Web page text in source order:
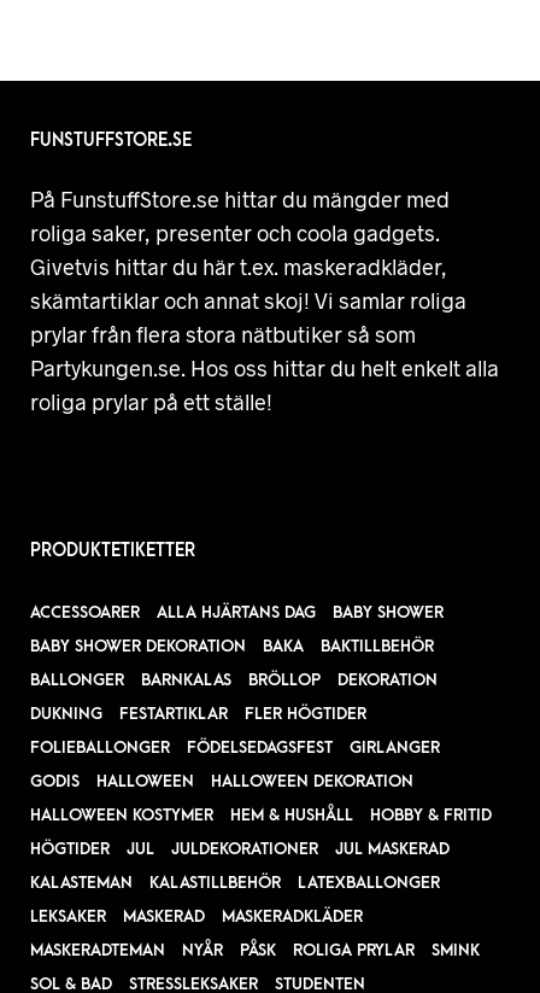
FUNSTUFFSTORE.SE
På FunstuffStore.se hittar du mängder med
roliga saker, presenter och coola gadgets.
Givetvis hittar du här t.ex. maskeradkläder,
skämtartiklar och annat skoj! Vi samlar roliga
prylar från flera stora nätbutiker så som
Partykungen.se. Hos oss hittar du helt enkelt alla
roliga prylar på ett ställe!
PRODUKTETIKETTER
ACCESSOARER ALLA HJÄRTANS DAG
BABY SHOWER
BABY SHOWER DEKORATION
BAKA
BAKTILLBEHÖR
BALLONGER
BARNKALAS BRÖLLOP
DEKORATION
DUKNING
FESTARTIKLAR
FLER HÖGTIDER
FOLIEBALLONGER
FÖDELSEDAGSFEST
GIRLANGER
GODIS
HALLOWEEN
HALLOWEEN DEKORATION
HALLOWEEN KOSTYMER
HEM & HUSHÅLL
HOBBY & FRITID
HÖGTIDER
JUL JULDEKORATIONER
JUL MASKERAD
KALASTEMAN
KALASTILLBEHÖR
LATEXBALLONGER
LEKSAKER
MASKERAD
MASKERADKLÄDER
MASKERADTEMAN
NYÅR PÅSK ROLIGA PRYLAR
SMINK
SOL & BAD
STRESSLEKSAKER STUDENTEN